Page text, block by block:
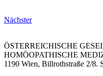
Nächster
ÖSTERREICHISCHE
HOMÖOPATHISCHE
1190 Wien, Billrothstraße 2/8.